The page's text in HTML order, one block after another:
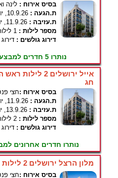
בסיס אירוח : לינה
ת.הגעה : 10.9.26, יום חמישי
ת.עזיבה : 11.9.26, יום שישי
מספר לילות : 1 לילות
דירוג גולשים :
נותרו 5 חדרים למבצע זה !
אייל ירושלים 2
חג
בסיס אירוח :חצי
ת.הגעה : 11.9.26, יום שישי
ת.עזיבה : 13.9.26, יום ראשון
מספר לילות : 2 לילות
דירוג גולשים :
נותרו חדרים אחרונים
מלון הרצל ירושלים 2 לילות ראש השנה
בסיס אירוח :חצי